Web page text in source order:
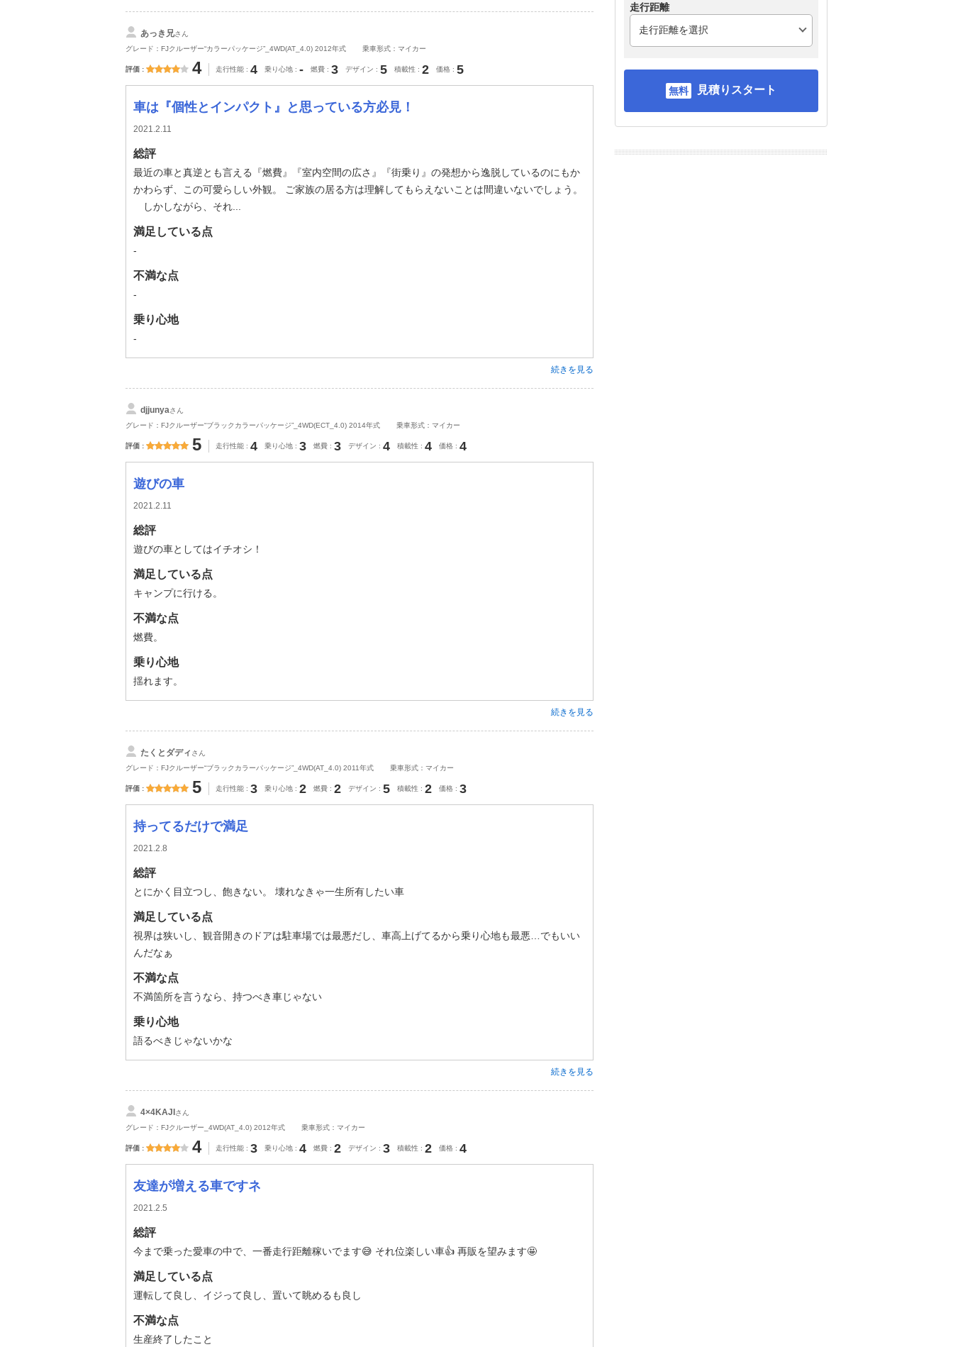
あっき兄さん
グレード：FJクルーザー“カラーパッケージ”_4WD(AT_4.0) 2012年式
乗車形式：マイカー
評価 4 走行性能 4 乗り心地 - 燃費 3 デザイン 5 積載性 2 価格 5
車は『個性とインパクト』と思っている方必見！
2021.2.11
総評
最近の車と真逆とも言える『燃費』『室内空間の広さ』『街乗り』の発想から逸脱しているのにもか
かわらず、この可愛らしい外観。 ご家族の居る方は理解してもらえないことは間違いないでしょう。
しかしながら、それ...
満足している点
-
不満な点
-
乗り心地
-
続きを見る
djjunyaさん
グレード：FJクルーザー“ブラックカラーパッケージ”_4WD(ECT_4.0) 2014年式
乗車形式：マイカー
評価 5 走行性能 4 乗り心地 3 燃費 3 デザイン 4 積載性 4 価格 4
遊びの車
2021.2.11
総評
遊びの車としてはイチオシ！
満足している点
キャンプに行ける。
不満な点
燃費。
乗り心地
揺れます。
続きを見る
たくとダディ さん
グレード：FJクルーザー“ブラックカラーパッケージ”_4WD(AT_4.0) 2011年式
乗車形式：マイカー
評価 5 走行性能 3 乗り心地 2 燃費 2 デザイン 5 積載性 2 価格 3
持ってるだけで満足
2021.2.8
総評
とにかく目立つし、飽きない。 壊れなきゃ一生所有したい車
満足している点
視界は狭いし、観音開きのドアは駐車場では最悪だし、車高上げてるから乗り心地も最悪…でもいい
んだなぁ
不満な点
不満箇所を言うなら、持つべき車じゃない
乗り心地
語るべきじゃないかな
続きを見る
4×4KAJI さん
グレード：FJクルーザー_4WD(AT_4.0) 2012年式
乗車形式：マイカー
評価 4 走行性能 3 乗り心地 4 燃費 2 デザイン 3 積載性 2 価格 4
友達が増える車ですネ
2021.2.5
総評
今まで乗った愛車の中で、一番走行距離稼いでます😅 それ位楽しい車👍 再販を望みます🤩
満足している点
運転して良し、イジって良し、置いて眺めるも良し
不満な点
生産終了したこと
走行距離
見積りスタート